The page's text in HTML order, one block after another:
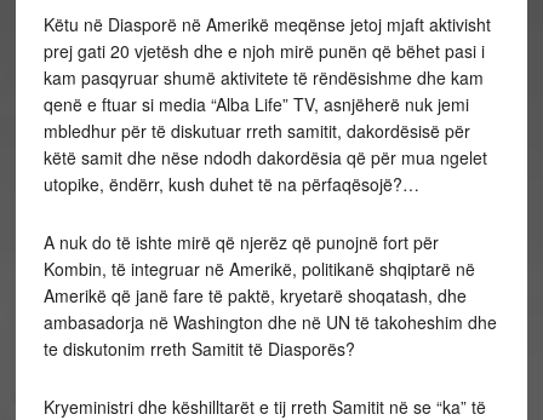
Këtu në Diasporë në Amerikë meqënse jetoj mjaft aktivisht
prej gati 20 vjetësh dhe e njoh mirë punën që bëhet pasi i
kam pasqyruar shumë aktivitete të rëndësishme dhe kam
qenë e ftuar si media “Alba Life” TV, asnjëherë nuk jemi
mbledhur për të diskutuar rreth samitit, dakordësisë për
këtë samit dhe nëse ndodh dakordësia që për mua ngelet
utopike, ëndërr, kush duhet të na përfaqësojë?…
A nuk do të ishte mirë që njerëz që punojnë fort për
Kombin, të integruar në Amerikë, politikanë shqiptarë në
Amerikë që janë fare të paktë, kryetarë shoqatash, dhe
ambasadorja në Washington dhe në UN të takoheshim dhe
te diskutonim rreth Samitit të Diasporës?
Kryeministri dhe këshilltarët e tij rreth Samitit në se “ka” të